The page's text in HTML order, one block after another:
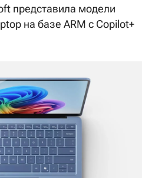
представила модели
на базе ARM с Copilot+